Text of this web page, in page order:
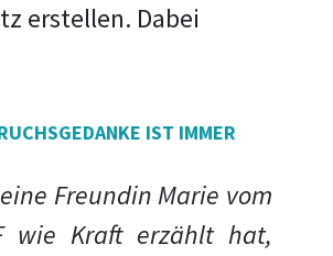
erstellen. Dabei
IST IMMER
Freundin Marie vom
wie Kraft erzählt hat,